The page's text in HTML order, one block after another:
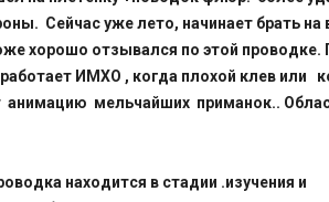
Сейчас уже лето, начинает брать на
хорошо отзывался по этой проводке.
ИМХО , когда плохой клев или
анимацию мельчайших приманок..
находится в стадии .изучения и